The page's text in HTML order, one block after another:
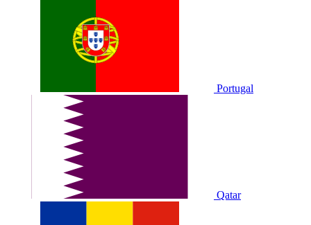
Portugal
Qatar